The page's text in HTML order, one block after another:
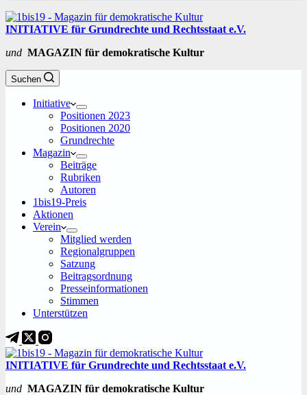
INITIATIVE für Grundrechte und Rechtsstaat e.V.
und MAGAZIN für demokratische Kultur
Suchen
Initiative
Positionen 2023
Positionen 2020
Grundrechte
Magazin
Beiträge
Rubriken
Autoren
1bis19-Preis
Aktionen
Verein
Mitglied werden
Regionalgruppen
Satzung
Beitragsordnung
Presseinformationen
Stimmen
Unterstützen
INITIATIVE für Grundrechte und Rechtsstaat e.V.
und MAGAZIN für demokratische Kultur